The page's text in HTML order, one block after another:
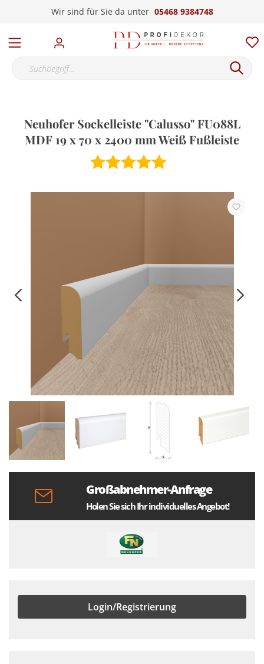
Wir sind für Sie da unter 05468 9384748
Neuhofer Sockelleiste "Calusso" FU088L
MDF 19 x 70 x 2400 mm Weiß Fußleiste
Großabnehmer-Anfrage
Holen Sie sich Ihr individuelles Angebot!
Login/Registrierung